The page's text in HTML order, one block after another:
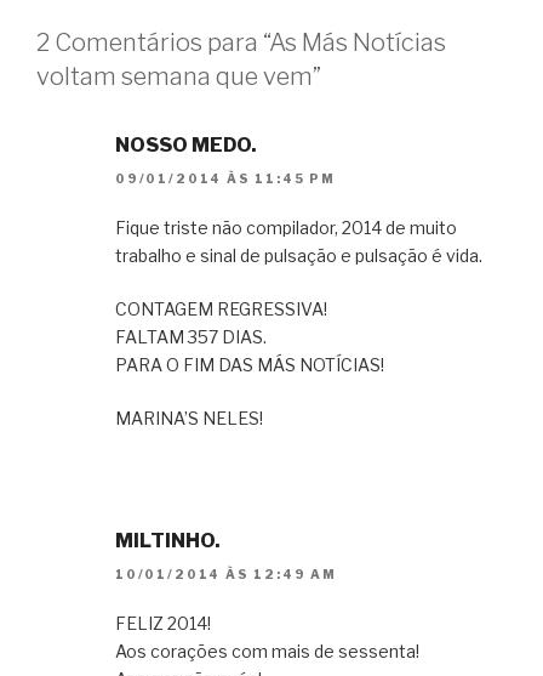
2 Comentários para “As Más Notícias
voltam semana que vem”
NOSSO MEDO.
09/01/2014 ÀS 11:45 PM
Fique triste não compilador, 2014 de muito
trabalho e sinal de pulsação e pulsação é vida.
CONTAGEM REGRESSIVA!
FALTAM 357 DIAS.
PARA O FIM DAS MÁS NOTÍCIAS!
MARINA’S NELES!
MILTINHO.
10/01/2014 ÀS 12:49 AM
FELIZ 2014!
Aos corações com mais de sessenta!